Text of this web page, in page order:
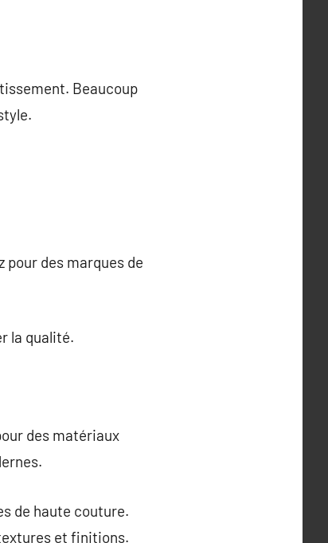
Beaucoup
des marques de
la qualité.
des matériaux
de haute couture.
et finitions.